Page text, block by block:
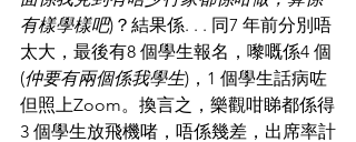
有樣學樣吧)？結果係. . . 同7 年前分別唔
太大，最後有8 個學生報名，嚟嘅係4 個
(仲要有兩個係我學生)，1 個學生話病咗
但照上Zoom。換言之，樂觀咁睇都係得
3 個學生放飛機啫，唔係幾差，出席率計